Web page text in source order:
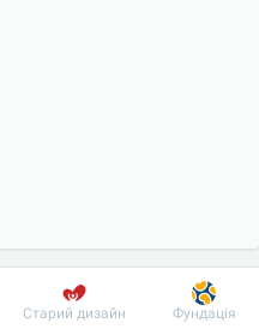
Пацієнту
Старий дизайн Фундація